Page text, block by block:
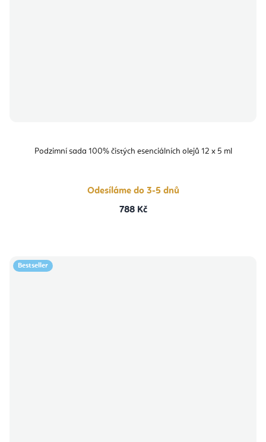
Podzimní sada 100% čistých esenciálních olejů 12 x 5 ml
Odesíláme do 3-5 dnů
788 Kč
Bestseller